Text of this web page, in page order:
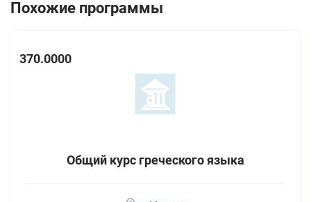
Похожие программы
370.0000
Общий курс греческого языка